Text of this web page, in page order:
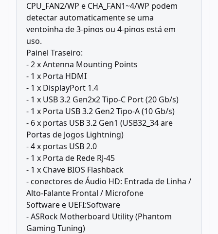
CPU_FAN2/WP e CHA_FAN1~4/WP podem
detectar automaticamente se uma
ventoinha de 3-pinos ou 4-pinos está em
uso.
Painel Traseiro:
- 2 x Antenna Mounting Points
- 1 x Porta HDMI
- 1 x DisplayPort 1.4
- 1 x USB 3.2 Gen2x2 Tipo-C Port (20 Gb/s)
- 1 x Porta USB 3.2 Gen2 Tipo-A (10 Gb/s)
- 6 x portas USB 3.2 Gen1 (USB32_34 are
Portas de Jogos Lightning)
- 4 x portas USB 2.0
- 1 x Porta de Rede RJ-45
- 1 x Chave BIOS Flashback
- conectores de Áudio HD: Entrada de Linha /
Alto-Falante Frontal / Microfone
Software e UEFI:Software
- ASRock Motherboard Utility (Phantom
Gaming Tuning)